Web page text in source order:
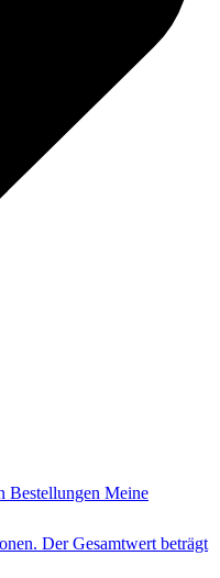
Bestellungen Meine
Der Gesamtwert beträgt